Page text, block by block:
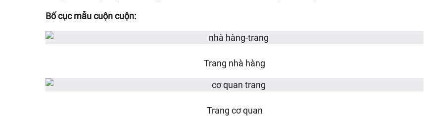
Bố cục mẫu cuộn cuộn:
Trang nhà hàng
Trang cơ quan